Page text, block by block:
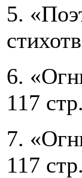
5.
6.
117 стр.
7.
117 стр.